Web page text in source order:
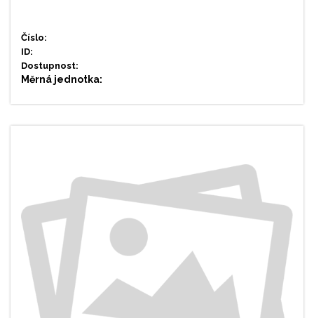
Číslo:
ID:
Dostupnost:
Měrná jednotka: